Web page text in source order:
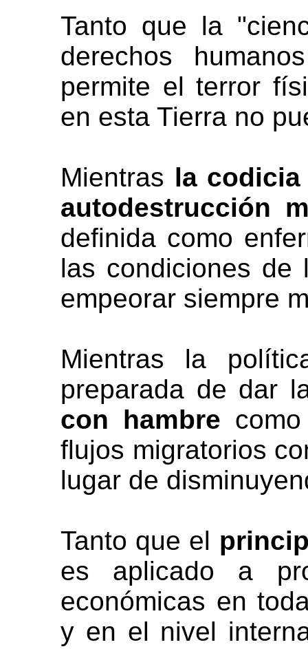
Tanto que la
derechos
permite el terror
en esta Tierra no
Mientras la
autodestrucción
definida como
las condiciones
empeorar siempre
Mientras la
preparada de dar
con hambre
flujos migratorios
lugar de
Tanto que el
es aplicado a
económicas en
y en el nivel